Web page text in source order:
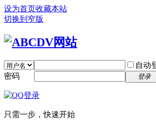
设为首页收藏本站
切换到窄版
自动
密码
登录
只需一步，快速开始